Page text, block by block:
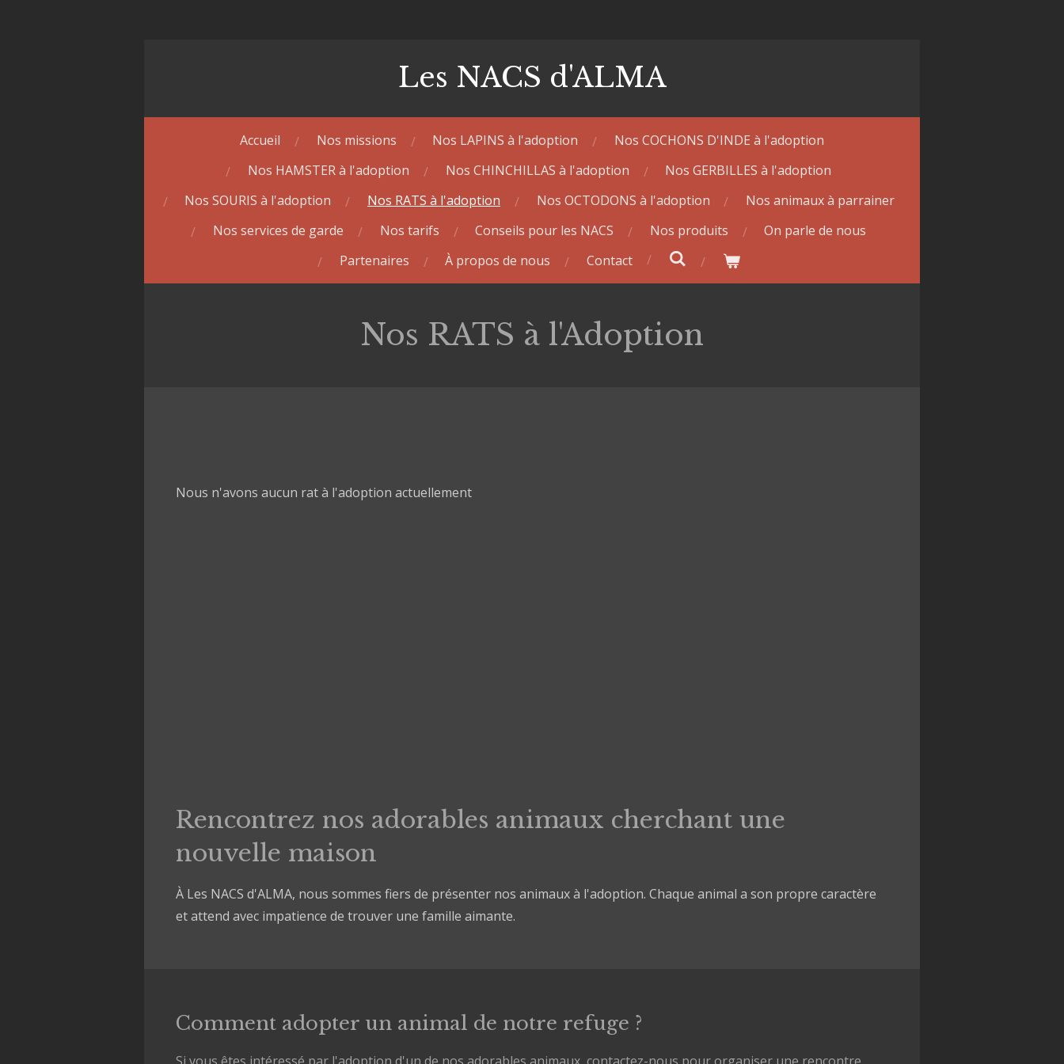
Les NACS d'ALMA
Accueil Nos missions Nos LAPINS à l'adoption
Nos COCHONS D'INDE à l'adoption
Nos HAMSTER à l'adoption
Nos CHINCHILLAS à l'adoption
Nos GERBILLES à l'adoption
Nos SOURIS à l'adoption
Nos RATS à l'adoption Nos OCTODONS à l'adoption
Nos animaux à parrainer
Nos services de garde
Nos tarifs Conseils pour les NACS Nos produits
On parle de nous
Partenaires
À propos de nous Contact
Nos RATS à l'Adoption
Nous n'avons aucun rat à l'adoption actuellement
Rencontrez nos adorables animaux cherchant une
nouvelle maison
À Les NACS d'ALMA, nous sommes fiers de présenter nos animaux à l'adoption. Chaque animal a son propre caractère
et attend avec impatience de trouver une famille aimante.
Comment adopter un animal de notre refuge ?